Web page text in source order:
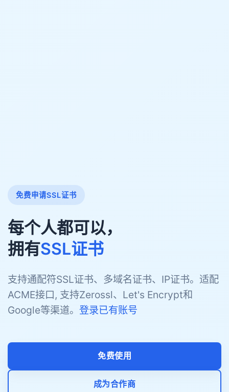
免费申请SSL证书
每个人都可以，
拥有SSL证书
支持通配符SSL证书、多域名证书、IP证书。适配
ACME接口, 支持Zerossl、Let's Encrypt和
Google等渠道。 登录已有账号
免费使用
成为合作商